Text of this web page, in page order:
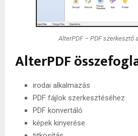
AlterPDF – PDF szerkesztő
AlterPDF
irodai alkalmazás
PDF fájlok szerkesztéséhez
PDF konvertáló
képek kinyerése